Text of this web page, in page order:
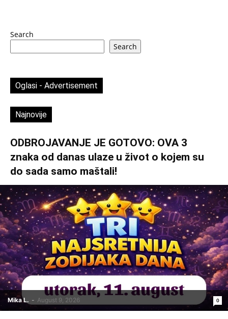
Search
Search
Oglasi - Advertisement
Najnovije
ODBROJAVANJE JE GOTOVO: OVA 3
znaka od danas ulaze u život o kojem su
do sada samo maštali!
Mika L. - August 9, 2026 0